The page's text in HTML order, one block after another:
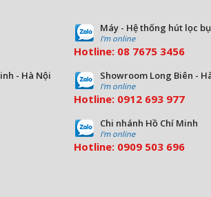
Máy - Hệ thống hút lọc
I'm online
Hotline: 08 7675 3456
- Hà Nội Showroom Long Biên -
I'm online
Hotline: 0912 693 977
Chi nhánh Hồ Chí Minh
I'm online
Hotline: 0909 503 696